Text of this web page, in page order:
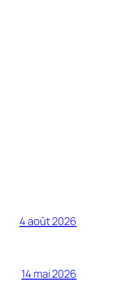
4 août 2026
14 mai 2026